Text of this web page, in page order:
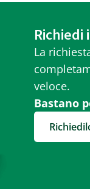
Richiedi
La
veloce.
Bastano